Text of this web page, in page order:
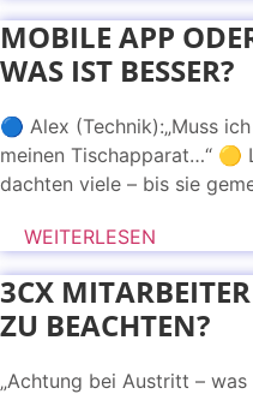
MOBILE APP
WAS IST BESSER?
🔵 Alex (Technik):„Muss
meinen Tischapparat…“ 🟡
dachten viele – bis sie
WEITERLESEN
3CX
ZU BEACHTEN?
„Achtung bei Austritt –